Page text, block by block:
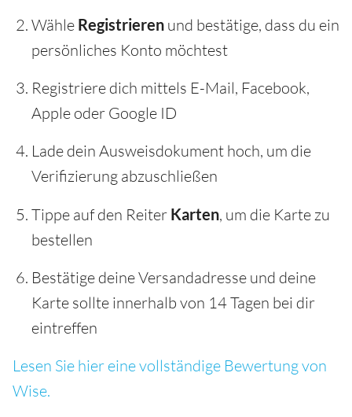
Wähle Registrieren und bestätige, dass du ein
persönliches Konto möchtest
Registriere dich mittels E-Mail, Facebook,
Apple oder Google ID
Lade dein Ausweisdokument hoch, um die
Verifizierung abzuschließen
Tippe auf den Reiter Karten, um die Karte zu
bestellen
Bestätige deine Versandadresse und deine
Karte sollte innerhalb von 14 Tagen bei dir
eintreffen
Lesen Sie hier eine vollständige Bewertung von
Wise.